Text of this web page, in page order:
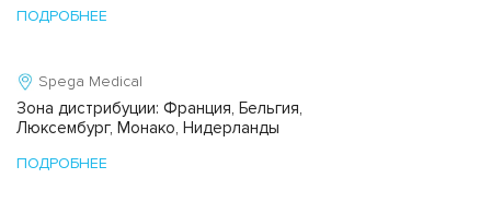
ПОДРОБНЕЕ
Spega Medical
Зона дистрибуции: Франция, Бельгия,
Люксембург, Монако, Нидерланды
ПОДРОБНЕЕ